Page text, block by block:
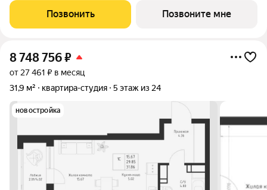
современный жилой комплекс в одном из лучших районов
Казани, на пересечении пр. Победы и ул.
Позвонить Позвоните мне
8 748 756₽
от 27 461 ₽ в месяц
31,9 м²
квартира-студия 5 этаж из 24
новостройка